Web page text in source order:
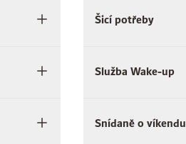
Šicí potřeby
Služba Wake-up
Snídaně o víkendu